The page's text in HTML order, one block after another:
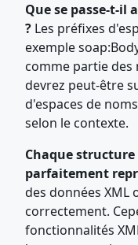
Que se passe-t-il
? Les préfixes
exemple
comme partie des
devrez peut-être
d'espaces de
selon le contexte.
Chaque
parfaitement
des données XML
correctement.
fonctionnalités